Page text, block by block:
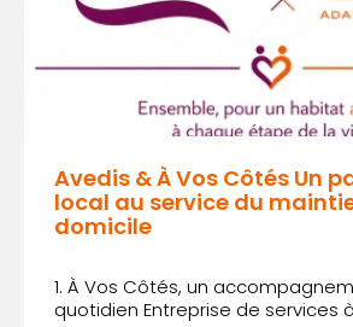
Avedis & À Vos Côtés Un
local au service du
domicile
1. À Vos Côtés, un
quotidien Entreprise de services